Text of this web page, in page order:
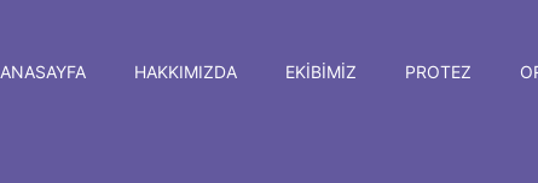
ANASAYFA HAKKIMIZDA EKIBIMIZ PROTEZ